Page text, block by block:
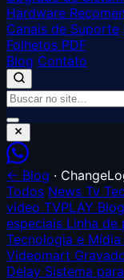
Hardware
Canais de Suporte
Folhetos PDF
Blog Contato
← Blog ·
Todos News Tv
vídeo TVPLAY Blog
especiais Linha de
Tecnologia e Mídia
Videomart
Delay Sistema